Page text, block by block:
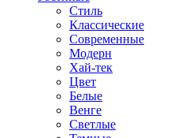
Стиль
Классические
Современные
Модерн
Хай-тек
Цвет
Белые
Венге
Светлые